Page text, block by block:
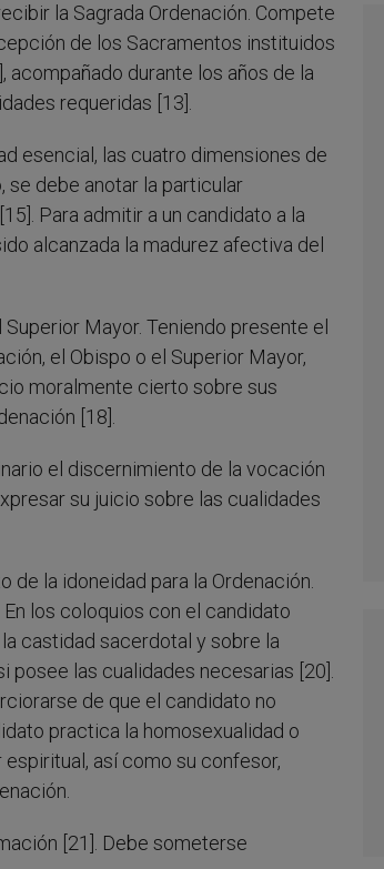
la Sagrada Ordenación. Compete
de los Sacramentos instituidos
acompañado durante los años de la
requeridas [13].
esencial, las cuatro dimensiones de
se debe anotar la particular
Para admitir a un candidato a la
alcanzada la madurez afectiva del
Mayor. Teniendo presente el
el Obispo o el Superior Mayor,
moralmente cierto sobre sus
[18].
el discernimiento de la vocación
su juicio sobre las cualidades
la idoneidad para la Ordenación.
los coloquios con el candidato
castidad sacerdotal y sobre la
las cualidades necesarias [20].
de que el candidato no
practica la homosexualidad o
así como su confesor,
[21]. Debe someterse